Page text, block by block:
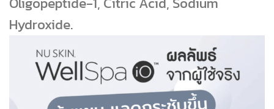
Hydroxide.